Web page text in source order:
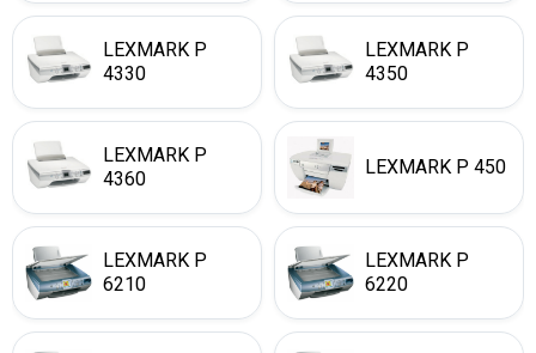
LEXMARK P
4330
LEXMARK P
4350
LEXMARK P
4360
LEXMARK P 450
LEXMARK P
6210
LEXMARK P
6220